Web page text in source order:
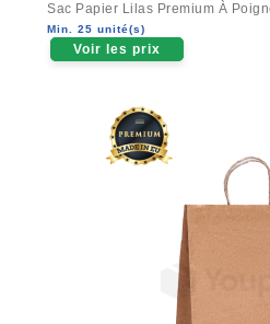
out
of
5
Sac Papier Lilas Premium À
Min. 25 unité(s)
Voir les prix